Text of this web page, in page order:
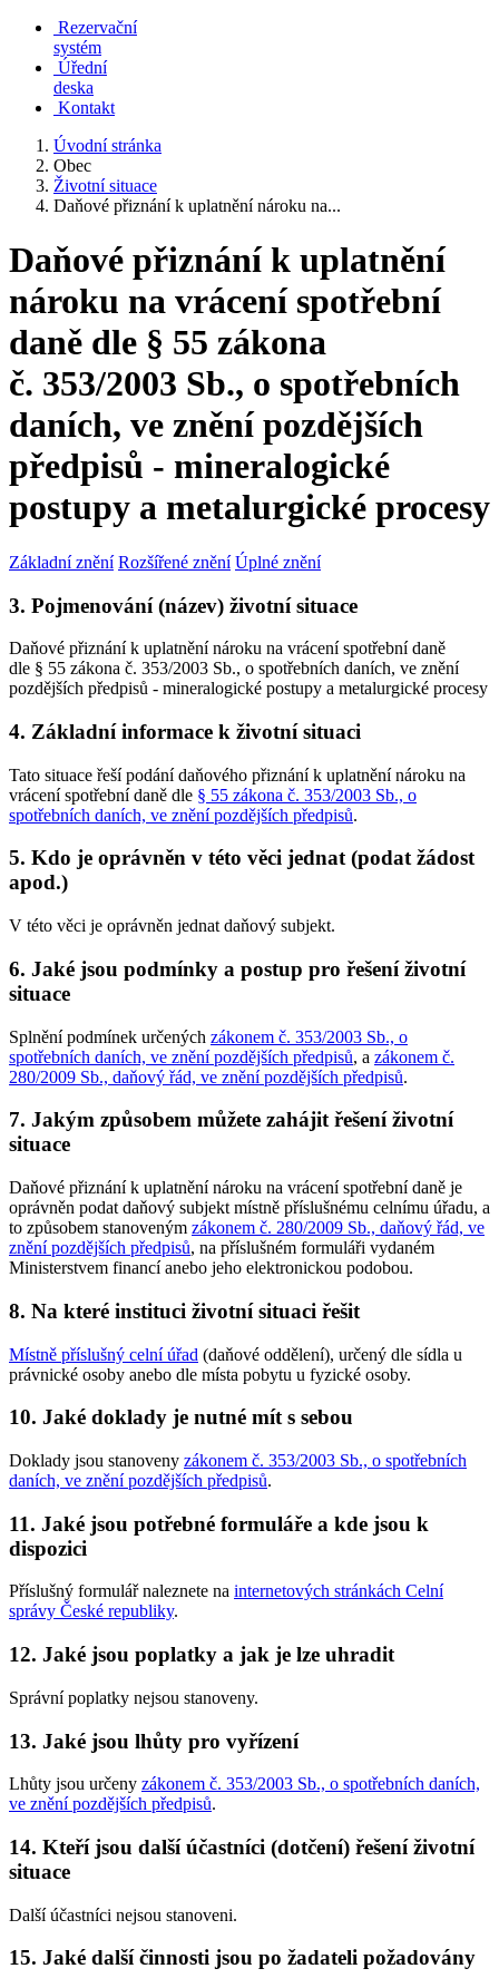
Rezervační
systém
Úřední
deska
Kontakt
Úvodní stránka
Obec
Životní situace
Daňové přiznání k uplatnění nároku na...
Daňové přiznání k uplatnění
nároku na vrácení spotřební
daně dle § 55 zákona
č. 353/2003 Sb., o spotřebních
daních, ve znění pozdějších
předpisů - mineralogické
postupy a metalurgické procesy
Základní znění Rozšířené znění Úplné znění
3. Pojmenování (název) životní situace
Daňové přiznání k uplatnění nároku na vrácení spotřební daně
dle § 55 zákona č. 353/2003 Sb., o spotřebních daních, ve znění
pozdějších předpisů - mineralogické postupy a metalurgické procesy
4. Základní informace k životní situaci
Tato situace řeší podání daňového přiznání k uplatnění nároku na
vrácení spotřební daně dle § 55 zákona č. 353/2003 Sb., o
spotřebních daních, ve znění pozdějších předpisů.
5. Kdo je oprávněn v této věci jednat (podat žádost
apod.)
V této věci je oprávněn jednat daňový subjekt.
6. Jaké jsou podmínky a postup pro řešení životní
situace
Splnění podmínek určených zákonem č. 353/2003 Sb., o
spotřebních daních, ve znění pozdějších předpisů, a zákonem č.
280/2009 Sb., daňový řád, ve znění pozdějších předpisů.
7. Jakým způsobem můžete zahájit řešení životní
situace
Daňové přiznání k uplatnění nároku na vrácení spotřební daně je
oprávněn podat daňový subjekt místně příslušnému celnímu úřadu, a
to způsobem stanoveným zákonem č. 280/2009 Sb., daňový řád, ve
znění pozdějších předpisů, na příslušném formuláři vydaném
Ministerstvem financí anebo jeho elektronickou podobou.
8. Na které instituci životní situaci řešit
Místně příslušný celní úřad (daňové oddělení), určený dle sídla u
právnické osoby anebo dle místa pobytu u fyzické osoby.
10. Jaké doklady je nutné mít s sebou
Doklady jsou stanoveny zákonem č. 353/2003 Sb., o spotřebních
daních, ve znění pozdějších předpisů.
11. Jaké jsou potřebné formuláře a kde jsou k
dispozici
Příslušný formulář naleznete na internetových stránkách Celní
správy České republiky.
12. Jaké jsou poplatky a jak je lze uhradit
Správní poplatky nejsou stanoveny.
13. Jaké jsou lhůty pro vyřízení
Lhůty jsou určeny zákonem č. 353/2003 Sb., o spotřebních daních,
ve znění pozdějších předpisů.
14. Kteří jsou další účastníci (dotčení) řešení životní
situace
Další účastníci nejsou stanoveni.
15. Jaké další činnosti jsou po žadateli požadovány